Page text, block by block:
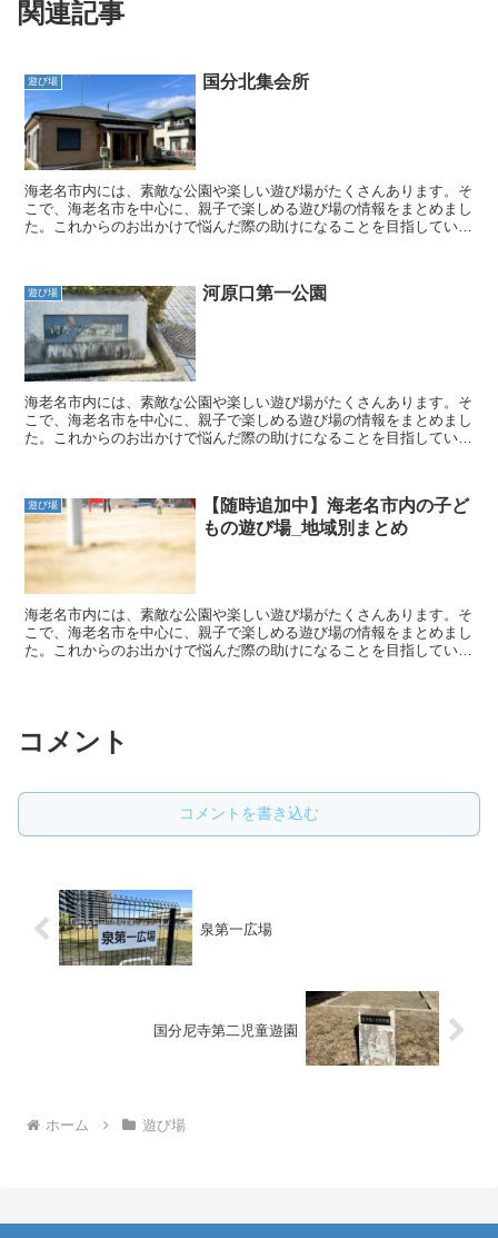
関連記事
遊び場 国分北集会所
海老名市内には、素敵な公園や楽しい遊び場がたくさんあります。そ
こで、海老名市を中心に、親子で楽しめる遊び場の情報をまとめまし
た。これからのお出かけで悩んだ際の助けになることを目指していま
遊び場 河原口第一公園
海老名市内には、素敵な公園や楽しい遊び場がたくさんあります。そ
こで、海老名市を中心に、親子で楽しめる遊び場の情報をまとめまし
た。これからのお出かけで悩んだ際の助けになることを目指していま
遊び場
【随時追加中】海老名市内の子ど
もの遊び場_地域別まとめ
海老名市内には、素敵な公園や楽しい遊び場がたくさんあります。そ
こで、海老名市を中心に、親子で楽しめる遊び場の情報をまとめまし
た。これからのお出かけで悩んだ際の助けになることを目指していま
コメント
コメントを書き込む
泉第一広場
国分尼寺第二児童遊園
ホーム 遊び場